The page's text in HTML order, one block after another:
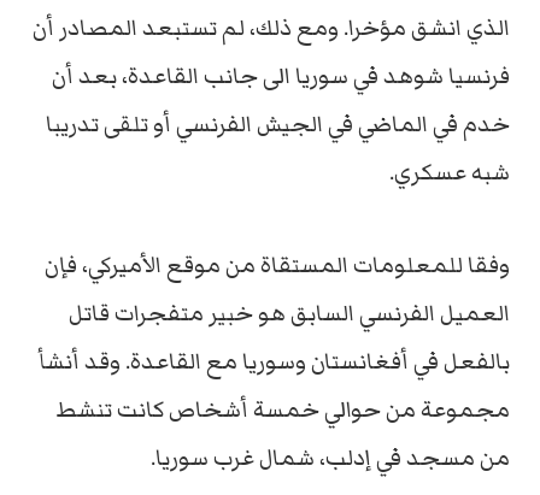
الذي انشق مؤخرا. ومع ذلك، لم تستبعد المصادر أن
فرنسيا شوهد في سوريا الى جانب القاعدة، بعد أن
خدم في الماضي في الجيش الفرنسي أو تلقى تدريبا
شبه عسكري.
وفقا للمعلومات المستقاة من موقع الأميركي، فإن
العميل الفرنسي السابق هو خبير متفجرات قاتل
بالفعل في أفغانستان وسوريا مع القاعدة. وقد أنشأ
مجموعة من حوالي خمسة أشخاص كانت تنشط
من مسجد في إدلب، شمال غرب سوريا.